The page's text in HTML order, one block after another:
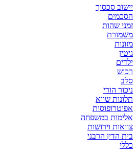
יישוב סכסוך
הסכמים
זמני שהות
משמורת
מזונות
גיטין
ילדים
רכוש
סלב
ניכור הורי
תלונות שווא
אפוטרופוסות
אלימות במשפחה
צוואות וירושות
בית הדין הרבני
כללי